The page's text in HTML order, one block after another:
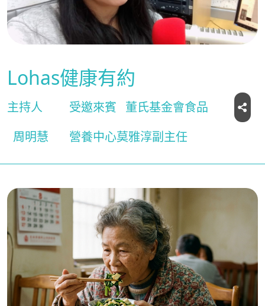
Lohas健康有約
主持人
周明慧
受邀來賓
董氏基金會食品
營養中心莫雅淳副主任